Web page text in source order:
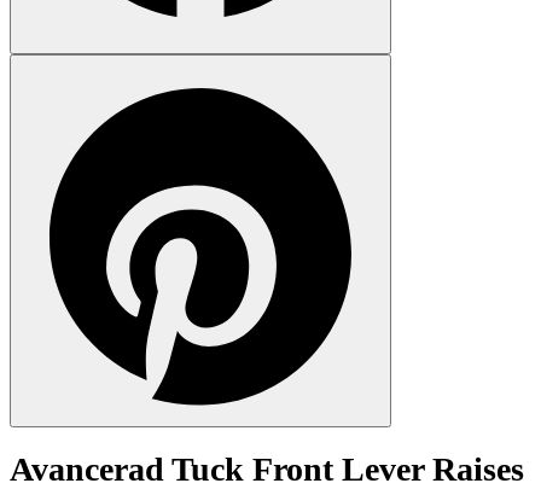
Avancerad Tuck Front Lever Raises